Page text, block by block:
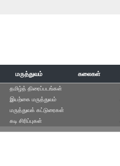
மருத்துவம் கலைகள்
தமிழ்த் திரைப்படங்கள்
இயற்கை மருத்துவம்
மருத்துவக் கட்டுரைகள்
கடி சிரிப்புகள்